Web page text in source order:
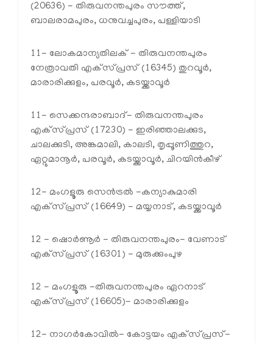
(20636) - തിരുവനന്തപുരം സൗത്ത്,
ബാലരാമപുരം, ധനുവച്ചപുരം, പള്ളിയാടി
11- ലോകമാന്യതിലക് - തിരുവനന്തപുരം
നേത്രാവതി എക്‌സ്പ്രസ് (16345) തുറവൂർ,
മാരാരിക്കുളം, പരവൂർ, കടയ്ക്കാവൂർ
11- സെക്കന്ദരാബാദ്- തിരുവനന്തപുരം
എക്‌സ്പ്രസ് (17230) - ഇരിഞ്ഞാലക്കുട,
ചാലക്കുടി, അങ്കമാലി, കാലടി, തൃപ്പൂണിത്തുറ,
ഏറ്റുമാനൂർ, പരവൂർ, കടയ്ക്കാവൂർ, ചിറയിൻകീഴ്
12- മംഗളൂരു സെൻട്രൽ -കന്യാകുമാരി
എക്‌സ്പ്രസ് (16649) - മയ്യനാട്, കടയ്ക്കാവൂർ
12 - ഷൊർണൂർ - തിരുവനന്തപുരം- വേണാട്
എക്‌സ്പ്രസ് (16301) - മുരുക്കുംപുഴ
12 - മംഗളൂരു -തിരുവനന്തപുരം ഏറനാട്
എക്‌സ്പ്രസ് (16605)- മാരാരിക്കുളം
12- നാഗർകോവിൽ- കോട്ടയം എക്‌സ്പ്രസ്-